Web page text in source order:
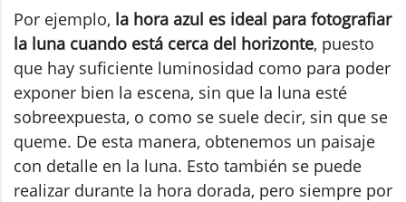
Por ejemplo, la hora azul es ideal para fotografiar
la luna cuando está cerca del horizonte, puesto
que hay suficiente luminosidad como para poder
exponer bien la escena, sin que la luna esté
sobreexpuesta, o como se suele decir, sin que se
queme. De esta manera, obtenemos un paisaje
con detalle en la luna. Esto también se puede
realizar durante la hora dorada, pero siempre por